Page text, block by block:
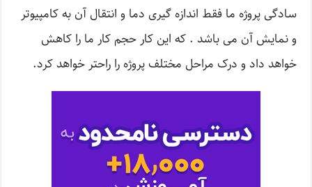
سادگی پروژه ما فقط اندازه گیری دما و انتقال آن به کامپیوتر
و نمایش آن می باشد . که این کار حجم کار ما را کاهش
خواهد داد و درک مراحل مختلف پروژه را راحتر خواهد کرد.